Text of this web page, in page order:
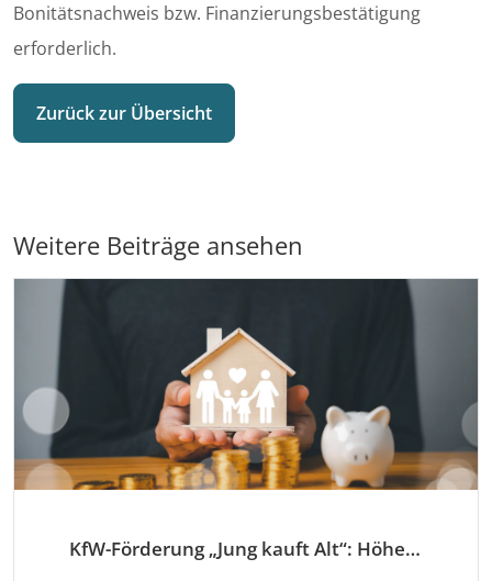
Bonitätsnachweis bzw. Finanzierungsbestätigung
erforderlich.
Zurück zur Übersicht
Weitere Beiträge ansehen
KfW-Förderung „Jung kauft Alt“: Höhere Kredite ab August 2026